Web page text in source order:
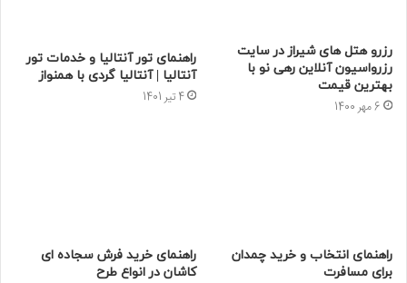
رزرو هتل های شیراز در سایت
رزرواسیون آنلاین رهی نو با
بهترین قیمت
6 مهر 1400
راهنمای تور آنتالیا و خدمات تور
آنتالیا | آنتالیا گردی با همنواز
4 تیر 1401
راهنمای انتخاب و خرید چمدان
برای مسافرت
راهنمای خرید فرش سجاده ای
کاشان در انواع طرح